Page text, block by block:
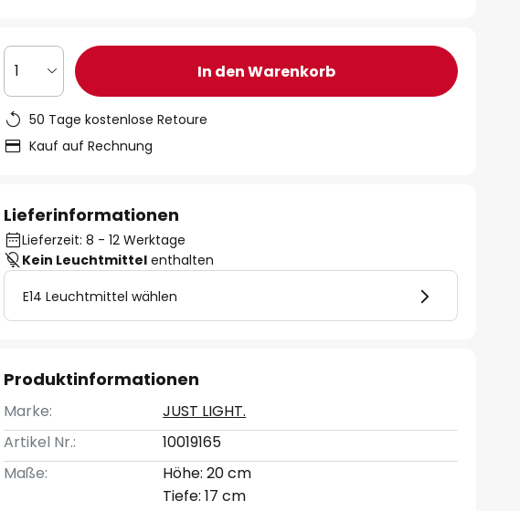
1 In den Warenkorb
50 Tage kostenlose Retoure
Kauf auf Rechnung
Lieferinformationen
Lieferzeit: 8 - 12 Werktage
Kein Leuchtmittel enthalten
E14 Leuchtmittel wählen
Produktinformationen
Marke:
JUST LIGHT.
Artikel Nr.:
10019165
Maße:
Höhe: 20 cm
Tiefe: 17 cm